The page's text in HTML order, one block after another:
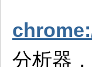
分析器